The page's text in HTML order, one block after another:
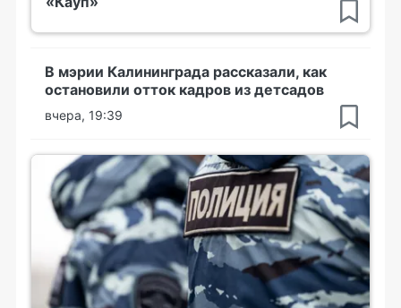
В мэрии Калининграда рассказали, как
остановили отток кадров из детсадов
вчера, 19:39